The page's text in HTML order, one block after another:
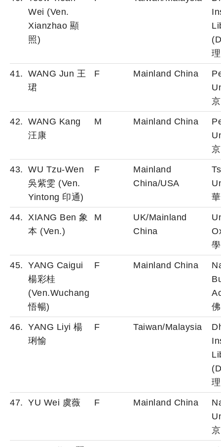
Wei (Ven.
Xianzhao 顯
照)
41. WANG Jun 王
珺
F Mainland China
42. WANG Kang
汪康
M Mainland China
43. WU Tzu-Wen
吳紫雯 (Ven.
Yintong 印通)
F
Mainland
China/USA
44. XIANG Ben 象
本 (Ven.)
M
UK/Mainland
China
學
45. YANG Caigui
楊彩桂
(Ven.Wuchang
悟暢)
F Mainland China
46. YANG Liyi 楊
琍愉
F Taiwan/Malaysia
47. YU Wei 虞薇 F Mainland China